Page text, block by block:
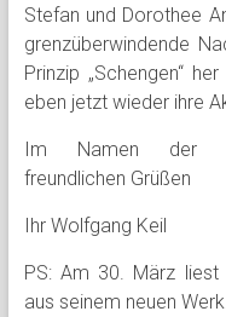
Stefan und Dorothee
grenzüberwindende
Prinzip „Schengen“
eben jetzt wieder ihre
Im Namen der
freundlichen Grüßen
Ihr Wolfgang Keil
PS: Am 30. März liest
aus seinem neuen